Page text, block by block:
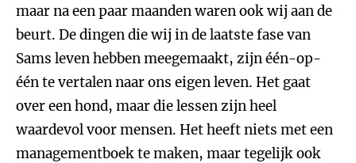
maar na een paar maanden waren ook wij aan de
beurt. De dingen die wij in de laatste fase van
Sams leven hebben meegemaakt, zijn één-op-
één te vertalen naar ons eigen leven. Het gaat
over een hond, maar die lessen zijn heel
waardevol voor mensen. Het heeft niets met een
managementboek te maken, maar tegelijk ook